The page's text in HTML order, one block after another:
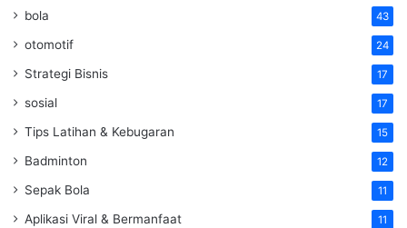
bola 43
otomotif 24
Strategi Bisnis 17
sosial 17
Tips Latihan & Kebugaran 15
Badminton 12
Sepak Bola 11
Aplikasi Viral & Bermanfaat 11